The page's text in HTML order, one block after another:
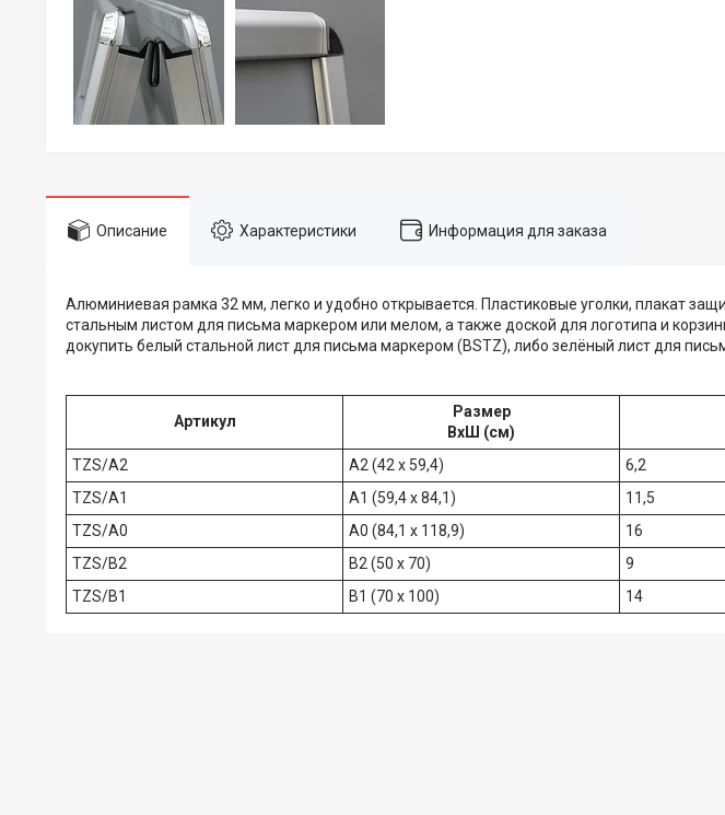
Описание Характеристики Информация для заказа
Алюминиевая рамка 32 мм, легко и удобно открывается. Пластиковые уголки, плакат
стальным листом для письма маркером или мелом, а также доской для логотипа и
докупить белый стальной лист для письма маркером (BSTZ), либо зелёный лист для
Артикул
Размер
ВхШ (см)
TZS/A2 A2 (42 x 59,4) 6,2
TZS/A1
A1 (59,4 x 84,1) 11,5
TZS/A0
A0 (84,1 x 118,9) 16
TZS/B2
B2 (50 x 70) 9
TZS/B1
B1 (70 x 100) 14